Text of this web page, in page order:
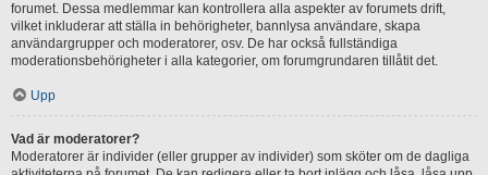
forumet. Dessa medlemmar kan kontrollera alla aspekter av forumets drift,
vilket inkluderar att ställa in behörigheter, bannlysa användare, skapa
användargrupper och moderatorer, osv. De har också fullständiga
moderationsbehörigheter i alla kategorier, om forumgrundaren tillåtit det.
Upp
Vad är moderatorer?
Moderatorer är individer (eller grupper av individer) som sköter om de dagliga